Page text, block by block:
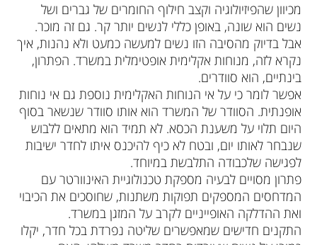
מכיוון שהפיזיולוגיה וקצב חילוף החומרים של גברים ושל
נשים הוא שונה, באופן כללי לנשים יותר קר. גם זה מוכר.
אבל בדיוק מהסיבה הזו נשים למעשה כמעט ולא נהנות, איך
נקרא לזה, מנוחות אקלימית אופטימלית במשרד. הפתרון,
בינתיים, הוא סוודרים.
אפשר לומר כי על אי הנוחות האקלימית נוספת גם אי נוחות
אופנתית. הסוודר של המשרד הוא אותו סוודר שנשאר בסוף
היום תלוי על משענת הכסא. לא תמיד הוא מתאים ללבוש
שנבחר לאותו יום, ובטח לא כיף להיכנס איתו לחדר ישיבות
לפגישה שלכבודה התלבשת במיוחד.
פתרון מסויים לבעיה מספקת טכנולוגיית האינוורטר עם
המדחסים המספקים תפוקות משתנות, שחוסכים את הכיבוי
ואת ההדלקה האופייניים לקרב על המזגן במשרד.
התקנים חדישים שמאפשרים שליטה נפרדת בכל חדר, יקלו